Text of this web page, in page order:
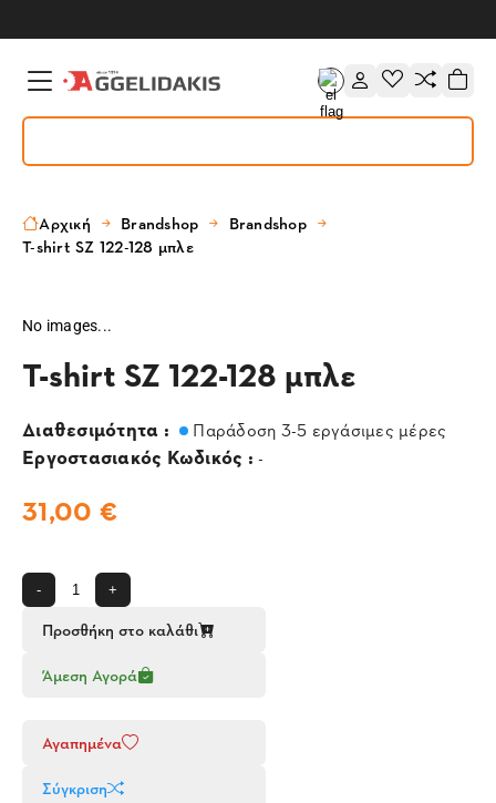
Αρχική Brandshop
Brandshop
T-shirt SZ 122-128 μπλε
No images...
T-shirt SZ 122-128 μπλε
Διαθεσιμότητα : Παράδοση 3-5 εργάσιμες μέρες
Εργοστασιακός Κωδικός : -
31,00 €
- +
Προσθήκη στο καλάθι
Άμεση Αγορά
Αγαπημένα
Σύγκριση